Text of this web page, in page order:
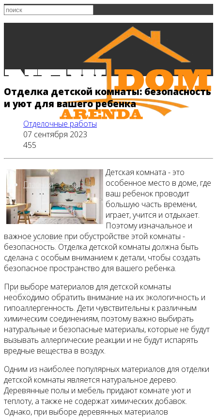
Главная
Все новости
Видео
Отделка детской комнаты: безопасность
и уют для вашего ребенка
Отделочные работы
07 сентября 2023
455
Детская комната - это
особенное место в доме, где
ваш ребенок проводит
большую часть времени,
играет, учится и отдыхает.
Поэтому изначальное и
важное условие при обустройстве этой комнаты -
безопасность. Отделка детской комнаты должна быть
сделана с особым вниманием к детали, чтобы создать
безопасное пространство для вашего ребенка.
При выборе материалов для детской комнаты
необходимо обратить внимание на их экологичность и
гипоаллергенность. Дети чувствительны к различным
химическим соединениям, поэтому важно выбирать
натуральные и безопасные материалы, которые не будут
вызывать аллергические реакции и не будут испарять
вредные вещества в воздух.
Одним из наиболее популярных материалов для отделки
детской комнаты является натуральное дерево.
Деревянные полы и мебель придают комнате уют и
теплоту, а также не содержат химических добавок.
Однако, при выборе деревянных материалов